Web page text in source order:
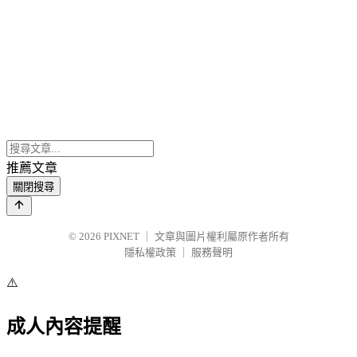
推薦文章
關閉搜尋
© 2026 PIXNET
文章與圖片權利屬原作者所有
隱私權政策
服務聲明
⚠️
成人內容提醒